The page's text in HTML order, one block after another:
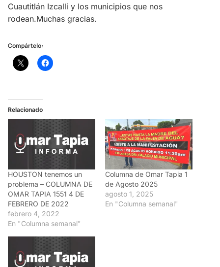
Cuautitlán Izcalli y los municipios que nos
rodean.Muchas gracias.
Compártelo:
Relacionado
HOUSTON tenemos un
problema – COLUMNA DE
OMAR TAPIA 1551 4 DE
FEBRERO DE 2022
febrero 4, 2022
En "Columna semanal"
Columna de Omar Tapia 1
de Agosto 2025
agosto 1, 2025
En "Columna semanal"